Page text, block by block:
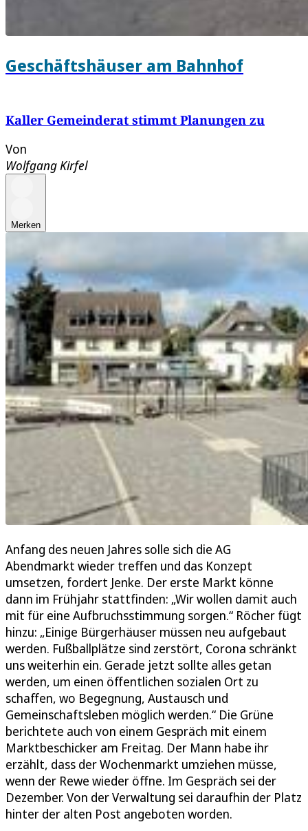
Geschäftshäuser am Bahnhof
Kaller Gemeinderat stimmt Planungen zu
Von
Wolfgang Kirfel
Merken
Anfang des neuen Jahres solle sich die AG
Abendmarkt wieder treffen und das Konzept
umsetzen, fordert Jenke. Der erste Markt könne
dann im Frühjahr stattfinden: „Wir wollen damit auch
mit für eine Aufbruchsstimmung sorgen.“ Röcher fügt
hinzu: „Einige Bürgerhäuser müssen neu aufgebaut
werden. Fußballplätze sind zerstört, Corona schränkt
uns weiterhin ein. Gerade jetzt sollte alles getan
werden, um einen öffentlichen sozialen Ort zu
schaffen, wo Begegnung, Austausch und
Gemeinschaftsleben möglich werden.“ Die Grüne
berichtete auch von einem Gespräch mit einem
Marktbeschicker am Freitag. Der Mann habe ihr
erzählt, dass der Wochenmarkt umziehen müsse,
wenn der Rewe wieder öffne. Im Gespräch sei der
Dezember. Von der Verwaltung sei daraufhin der Platz
hinter der alten Post angeboten worden.